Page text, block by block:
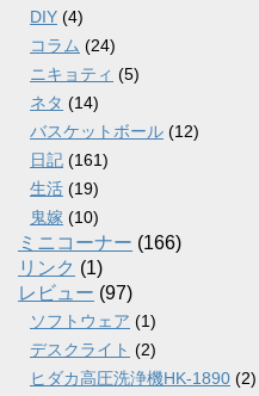
DIY (4)
コラム (24)
ニキョティ (5)
ネタ (14)
バスケットボール (12)
日記 (161)
生活 (19)
鬼嫁 (10)
ミニコーナー (166)
リンク (1)
レビュー (97)
ソフトウェア (1)
デスクライト (2)
ヒダカ高圧洗浄機HK-1890 (2)